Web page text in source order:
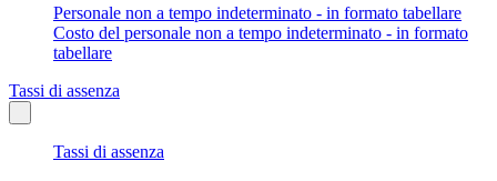
Personale non a tempo indeterminato - in formato tabellare
Costo del personale non a tempo indeterminato - in formato
tabellare
Tassi di assenza
Tassi di assenza